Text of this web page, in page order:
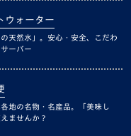
ウォーター
の天然水」。安心・安全、こだわ
ーバー
地の名物・名産品。「美味し
ませんか？